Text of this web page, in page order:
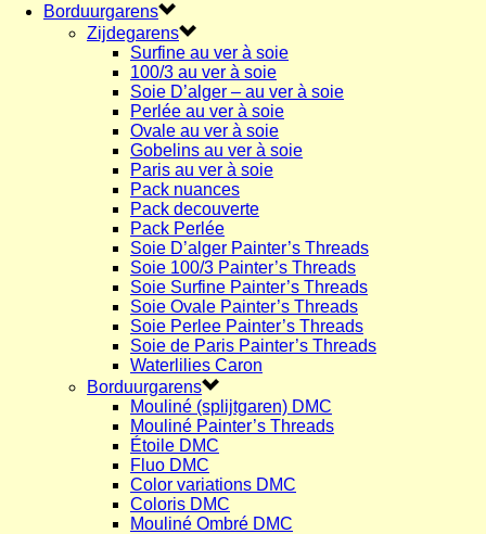
Borduurgarens
Zijdegarens
Surfine au ver à soie
100/3 au ver à soie
Soie D’alger – au ver à soie
Perlée au ver à soie
Ovale au ver à soie
Gobelins au ver à soie
Paris au ver à soie
Pack nuances
Pack decouverte
Pack Perlée
Soie D’alger Painter’s Threads
Soie 100/3 Painter’s Threads
Soie Surfine Painter’s Threads
Soie Ovale Painter’s Threads
Soie Perlee Painter’s Threads
Soie de Paris Painter’s Threads
Waterlilies Caron
Borduurgarens
Mouliné (splijtgaren) DMC
Mouliné Painter’s Threads
Étoile DMC
Fluo DMC
Color variations DMC
Coloris DMC
Mouliné Ombré DMC